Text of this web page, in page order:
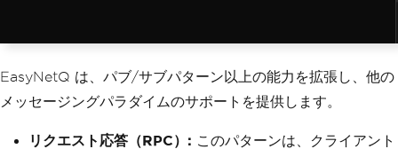
EasyNetQ は、パブ/サブパターン以上の能力を拡張し、他の
メッセージングパラダイムのサポートを提供します。
リクエスト応答（RPC）: このパターンは、クライアント